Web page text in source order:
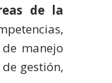
de la
manejo
gestión,